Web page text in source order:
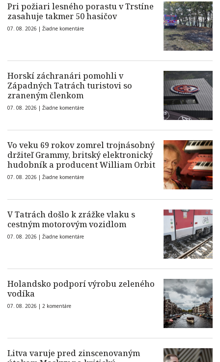
Pri požiari lesného porastu v Trstíne
zasahuje takmer 50 hasičov
07. 08. 2026 | Žiadne komentáre
Horskí záchranári pomohli v
Západných Tatrách turistovi so
zraneným členkom
07. 08. 2026 | Žiadne komentáre
Vo veku 69 rokov zomrel trojnásobný
držiteľ Grammy, britský elektronický
hudobník a producent William Orbit
07. 08. 2026 | Žiadne komentáre
V Tatrách došlo k zrážke vlaku s
cestným motorovým vozidlom
07. 08. 2026 | Žiadne komentáre
Holandsko podporí výrobu zeleného
vodíka
07. 08. 2026 | 2 komentáre
Litva varuje pred zinscenovaným